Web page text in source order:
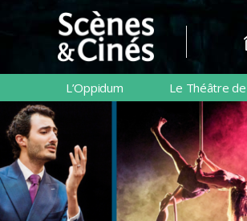
Scènes
&
Cinés
L’Oppidum Le Théâtre